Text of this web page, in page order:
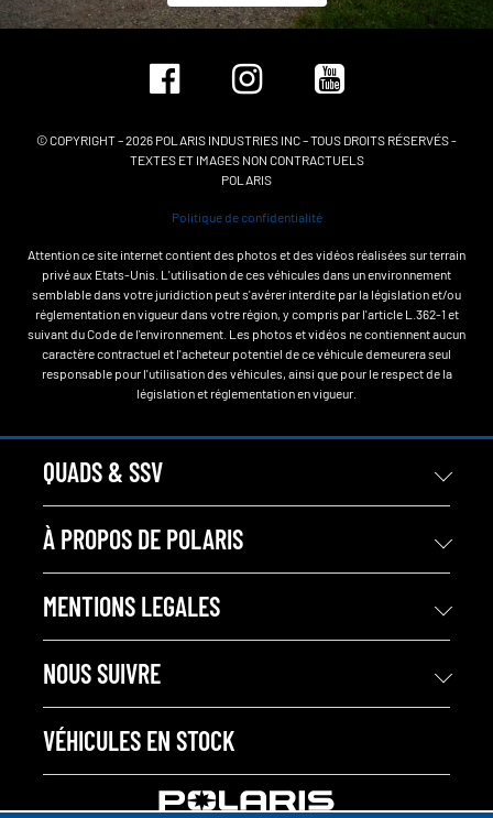
© COPYRIGHT – 2026 POLARIS INDUSTRIES INC – TOUS DROITS RÉSERVÉS -
TEXTES ET IMAGES NON CONTRACTUELS
POLARIS
Politique de confidentialité
Attention ce site internet contient des photos et des vidéos réalisées sur terrain
privé aux Etats-Unis. L'utilisation de ces véhicules dans un environnement
semblable dans votre juridiction peut s'avérer interdite par la législation et/ou
réglementation en vigueur dans votre région, y compris par l'article L.362-1 et
suivant du Code de l'environnement. Les photos et vidéos ne contiennent aucun
caractère contractuel et l'acheteur potentiel de ce véhicule demeurera seul
responsable pour l'utilisation des véhicules, ainsi que pour le respect de la
législation et réglementation en vigueur.
QUADS & SSV
À PROPOS DE POLARIS
MENTIONS LEGALES
NOUS SUIVRE
VÉHICULES EN STOCK